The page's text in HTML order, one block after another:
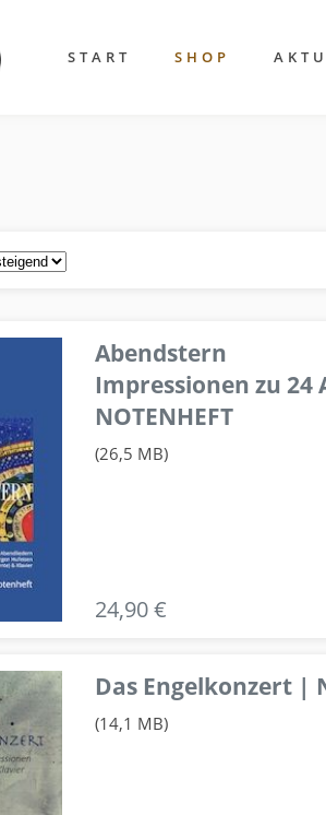
START SHOP
Abendstern
Impressionen zu 24
NOTENHEFT
(26,5 MB)
24,90 €
Das Engelkonzert |
(14,1 MB)